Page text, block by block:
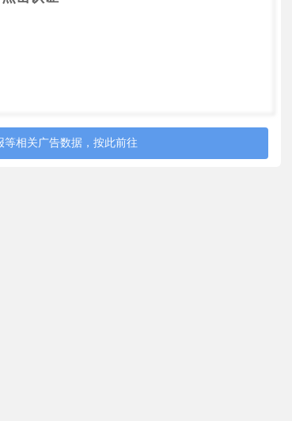
相关广告数据，按此前往